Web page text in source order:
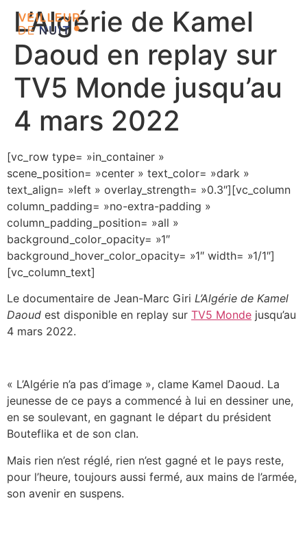
L’Algérie de Kamel
Daoud en replay sur
TV5 Monde jusqu’au
4 mars 2022
[vc_row type= »in_container »
scene_position= »center » text_color= »dark »
text_align= »left » overlay_strength= »0.3″][vc_column
column_padding= »no-extra-padding »
column_padding_position= »all »
background_color_opacity= »1″
background_hover_color_opacity= »1″ width= »1/1″]
[vc_column_text]
Le documentaire de Jean-Marc Giri L’Algérie de Kamel
Daoud est disponible en replay sur TV5 Monde jusqu’au
4 mars 2022.
« L’Algérie n’a pas d’image », clame Kamel Daoud. La
jeunesse de ce pays a commencé à lui en dessiner une,
en se soulevant, en gagnant le départ du président
Bouteflika et de son clan.
Mais rien n’est réglé, rien n’est gagné et le pays reste,
pour l’heure, toujours aussi fermé, aux mains de l’armée,
son avenir en suspens.